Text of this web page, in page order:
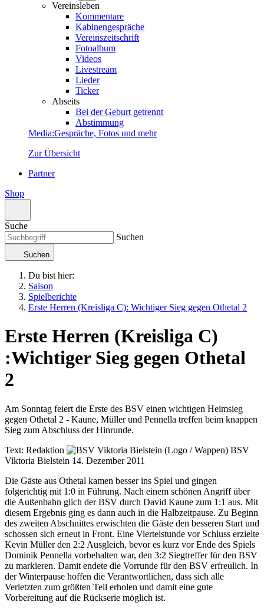
Vereinsleben
Kommentare
Kabinengespräche
Vereinszeitschrift
Fotoalbum
Videos
Livestream
Lieder
Ticker
Abseits
Bei der Geburt getrennt
Abstimmung
Media:Gespräche, Fotos und mehr
Zur Übersicht
Partner
Shop
Suche
Suchen
Suchen
Du bist hier:
Saison
Spielberichte
Erste Herren (Kreisliga C): Wichtiger Sieg gegen Othetal 2
Erste Herren (Kreisliga C)
:Wichtiger Sieg gegen Othetal
2
Am Sonntag feiert die Erste des BSV einen wichtigen Heimsieg
gegen Othetal 2 - Kaune, Müller und Pennella treffen beim knappen
Sieg zum Abschluss der Hinrunde.
Text: Redaktion
BSV
Viktoria Bielstein 14. Dezember 2011
Die Gäste aus Othetal kamen besser ins Spiel und gingen
folgerichtig mit 1:0 in Führung. Nach einem schönen Angriff über
die Außenbahn glich der BSV durch David Kaune zum 1:1 aus. Mit
diesem Ergebnis ging es dann auch in die Halbzeitpause. Zu Beginn
des zweiten Abschnittes erwischten die Gäste den besseren Start und
schossen sich erneut in Front. Eine Viertelstunde vor Schluss erzielte
Kevin Müller den 2:2 Ausgleich, bevor es kurz vor Ende des Spiels
Dominik Pennella vorbehalten war, den 3:2 Siegtreffer für den BSV
zu markieren. Damit endete die Vorrunde für den BSV erfreulich. In
der Winterpause hoffen die Verantwortlichen, dass sich alle
Verletzten zum größten Teil erholen und damit eine gute
Vorbereitung auf die Rückserie möglich ist.